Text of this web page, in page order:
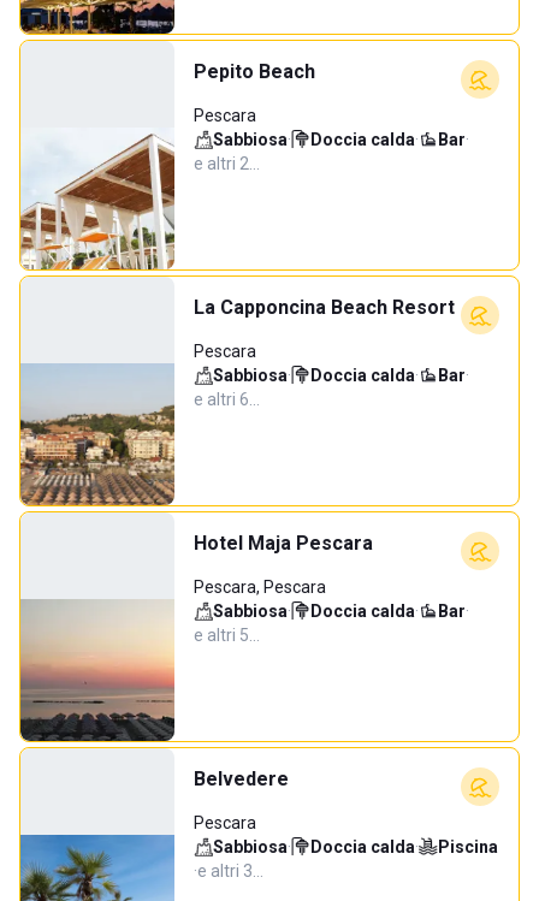
Pepito Beach
Pescara
Sabbiosa· Doccia calda· Bar·
e altri 2…
La Capponcina Beach Resort
Pescara
Sabbiosa· Doccia calda· Bar·
e altri 6…
Hotel Maja Pescara
Pescara, Pescara
Sabbiosa· Doccia calda· Bar·
e altri 5…
Belvedere
Pescara
Sabbiosa· Doccia calda·
Piscina
·e altri 3…